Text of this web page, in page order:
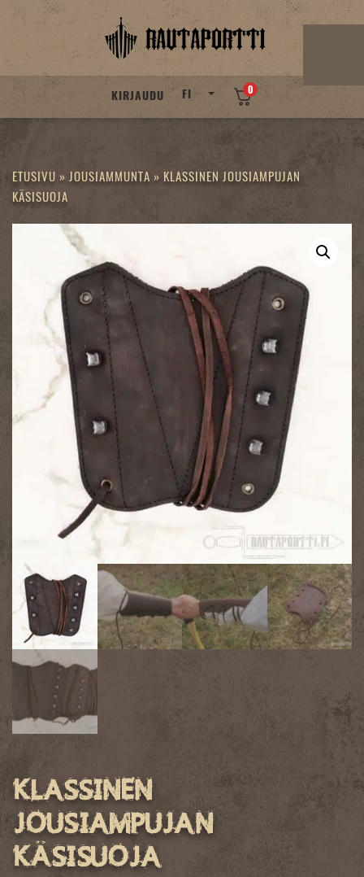
Skip
KIRJAUDU FI 0
ETUSIVU » JOUSIAMMUNTA » KLASSINEN JOUSIAMPUJAN
KÄSISUOJA
Klassinen
jousiampujan
käsisuoja